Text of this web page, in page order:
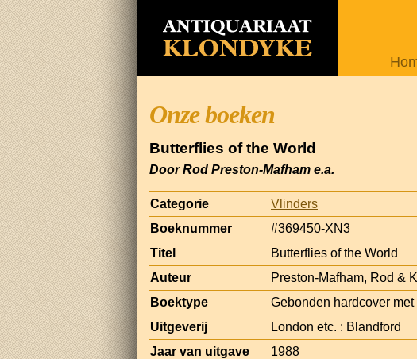
Onze boeken
Butterflies of the World
Door Rod Preston-Mafham e.a.
Categorie
Vlinders
Boeknummer
#369450-XN3
Titel
Butterflies of the World
Auteur
Preston-Mafham, Rod &
Boektype
Gebonden hardcover met
Uitgeverij
London etc. : Blandford
Jaar van uitgave
1988